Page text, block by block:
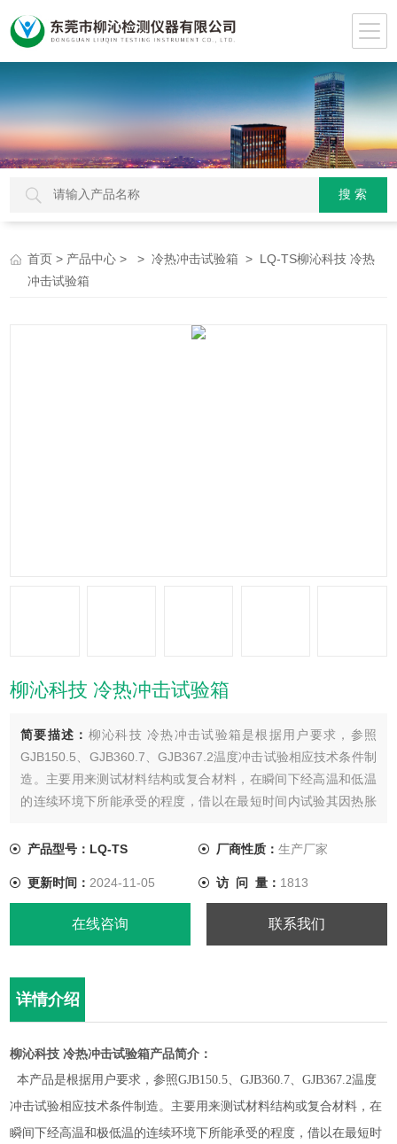
首页 > 产品中心 > >冷热冲击试验箱 > LQ-TS柳沁科技 冷热
冲击试验箱
柳沁科技 冷热冲击试验箱
简要描述： 柳沁科技 冷热冲击试验箱是根据用户要求，参照
GJB150.5、GJB360.7、GJB367.2温度冲击试验相应技术条件制
造。主要用来测试材料结构或复合材料，在瞬间下经高温和低温
的连续环境下所能承受的程度，借以在最短时间内试验其因热胀
胶、橡胶、电子…等材料，可作为其产品改进的依据或参考。
产品型号：LQ-TS 厂商性质： 生产厂家
更新时间： 2024-11-05 访 问 量： 1813
在线咨询 联系我们
详情介绍
柳沁科技 冷热冲击试验箱产品简介：
本产品是根据用户要求，参照GJB150.5、GJB360.7、GJB367.2温度
冲击试验相应技术条件制造。主要用来测试材料结构或复合材料，在
瞬间下经高温和极低温的连续环境下所能承受的程度，借以在最短时